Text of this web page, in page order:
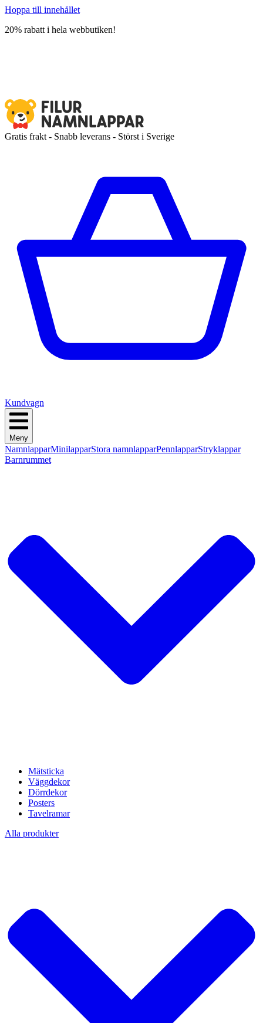
Hoppa till innehållet
20% rabatt i hela webbutiken!
Gratis frakt - Snabb leverans - Störst i Sverige
Kundvagn
Meny
NamnlapparMinilapparStora namnlapparPennlapparStryklappar
Barnrummet
Mätsticka
Väggdekor
Dörrdekor
Posters
Tavelramar
Alla produkter